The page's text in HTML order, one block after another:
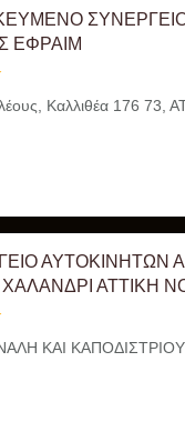
ΕΦΡΑΙΜ
Καλλιθέα 176 73,
ΑΥΤΟΚΙΝΗΤΩΝ
ΧΑΛΑΝΔΡΙ ΑΤΤΙΚΗ
ΚΑΙ